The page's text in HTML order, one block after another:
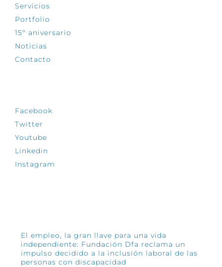
Servicios
Portfolio
15º aniversario
Noticias
Contacto
Facebook
Twitter
Youtube
Linkedin
Instagram
El empleo, la gran llave para una vida
independiente: Fundación Dfa reclama un
impulso decidido a la inclusión laboral de las
personas con discapacidad